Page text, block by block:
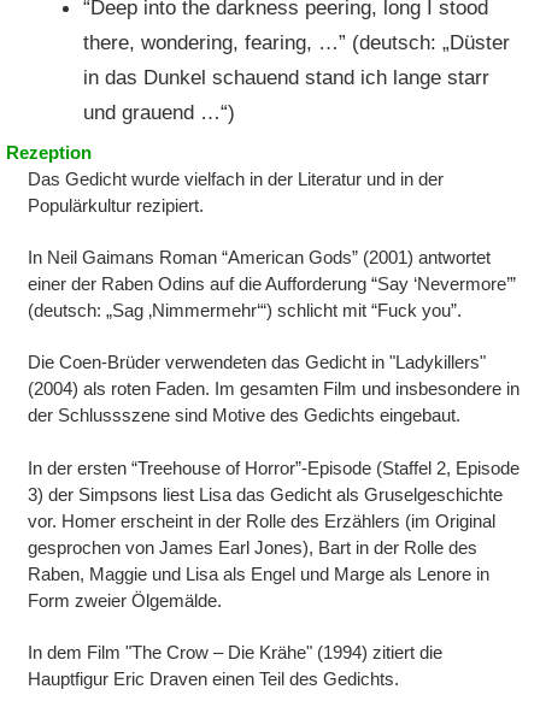
“ Deep into the darkness peering, long I stood
there, wondering, fearing, …” (deutsch: „Düster
in das Dunkel schauend stand ich lange starr
und grauend …“)
Rezeption
Das Gedicht wurde vielfach in der Literatur und in der
Populärkultur rezipiert.
In Neil Gaimans Roman “American Gods” (2001) antwortet
einer der Raben Odins auf die Aufforderung “Say ‘Nevermore’”
(deutsch: „Sag ‚Nimmermehr‘“) schlicht mit “Fuck you”.
Die Coen-Brüder verwendeten das Gedicht in "Ladykillers"
(2004) als roten Faden. Im gesamten Film und insbesondere in
der Schlussszene sind Motive des Gedichts eingebaut.
In der ersten “Treehouse of Horror”-Episode (Staffel 2, Episode
3) der Simpsons liest Lisa das Gedicht als Gruselgeschichte
vor. Homer erscheint in der Rolle des Erzählers (im Original
gesprochen von James Earl Jones), Bart in der Rolle des
Raben, Maggie und Lisa als Engel und Marge als Lenore in
Form zweier Ölgemälde.
In dem Film "The Crow – Die Krähe" (1994) zitiert die
Hauptfigur Eric Draven einen Teil des Gedichts.